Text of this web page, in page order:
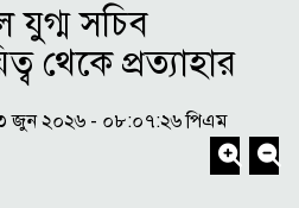
যুগ্ম সচিব
থেকে প্রত্যাহার
জুন ২০২৬ - ০৮:০৭:২৬ পিএম